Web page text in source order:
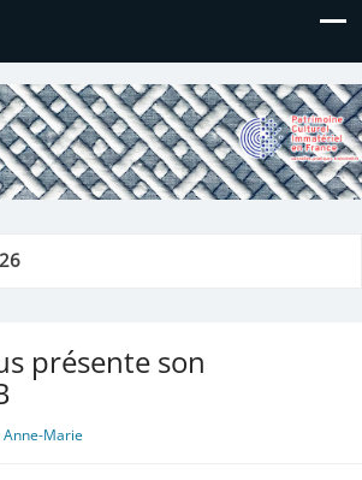
présente son
Anne-Marie